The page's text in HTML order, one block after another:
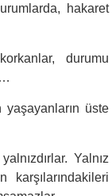
hakaret
durumu
üste
Yalnız